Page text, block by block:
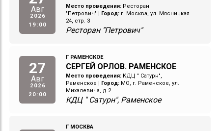
Авг
2026
19:00
Место проведения: Ресторан
"Петрович"
Город: г. Москва, ул. Мясницкая
24, стр. 3
Ресторан "Петрович"
27
Авг
2026
20:00
Г РАМЕНСКОЕ
СЕРГЕЙ ОРЛОВ. РАМЕНСКОЕ
Место проведения: КДЦ " Сатурн",
Раменское
Город: МО, г. Раменское, ул.
Михалевича, д.2
КДЦ " Сатурн", Раменское
Г МОСКВА